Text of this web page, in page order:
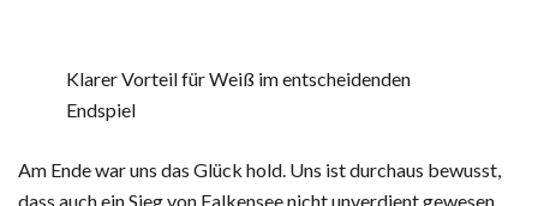
Klarer Vorteil für Weiß im entscheidenden
Endspiel
Am Ende war uns das Glück hold. Uns ist durchaus bewusst,
dass auch ein Sieg von Falkensee nicht unverdient gewesen